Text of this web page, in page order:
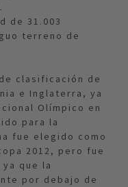
de 31.003
terreno de
clasificación de
e Inglaterra, ya
Olímpico en
para la
fue elegido como
2012, pero fue
que la
por debajo de